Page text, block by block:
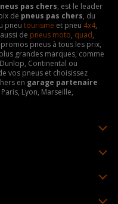
pas chers, est le leader
de pneus pas chers, du
pneu tourisme et pneu 4x4,
de pneus moto, quad,
pneus à tous les prix,
grandes marques, comme
Continental ou
vos pneus et choisissez
en garage partenaire
Paris, Lyon, Marseille,